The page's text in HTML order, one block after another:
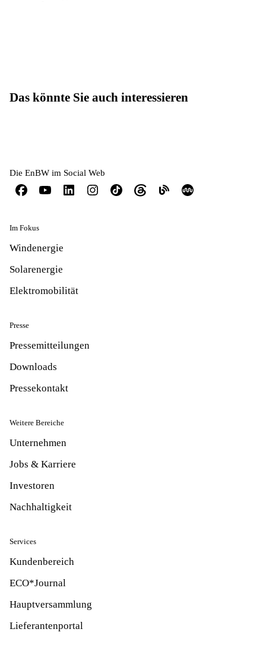
Das könnte Sie auch interessieren
Die EnBW im Social Web
Im Fokus
Windenergie
Solarenergie
Elektromobilität
Presse
Pressemitteilungen
Downloads
Pressekontakt
Weitere Bereiche
Unternehmen
Jobs & Karriere
Investoren
Nachhaltigkeit
Services
Kundenbereich
ECO*Journal
Hauptversammlung
Lieferantenportal